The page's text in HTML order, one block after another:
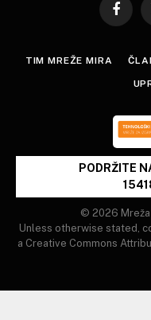
TIM MREŽE MIRA
PODRŽITE
© 2026
Unless otherwise stated,
a Creative Commons